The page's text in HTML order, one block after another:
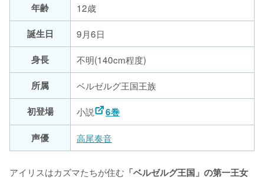
年齢
12歳
誕生日
9月6日
身長
不明(140cm程度)
所属
ベルゼルグ王国王族
初登場
小説
6巻
声優
高尾奏音
アイリスはカズマたちが住む 「ベルゼルグ王国」の第一王女